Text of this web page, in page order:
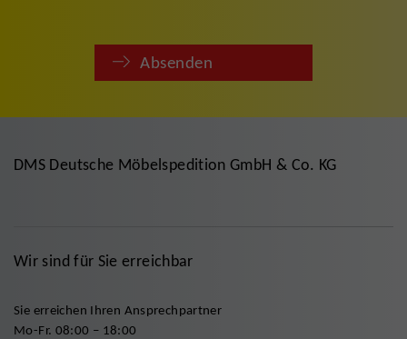
Absenden
DMS Deutsche Möbelspedition GmbH & Co. KG
Wir sind für Sie erreichbar
Sie erreichen Ihren Ansprechpartner
Mo-Fr. 08:00 – 18:00